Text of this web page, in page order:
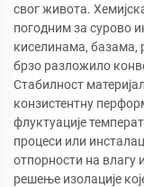
свог живота.
погодним за сурово
киселинама, базама,
брзо разложило
Стабилност
конзистентну
флуктуације
процеси или
отпорности на влагу
решење изолације